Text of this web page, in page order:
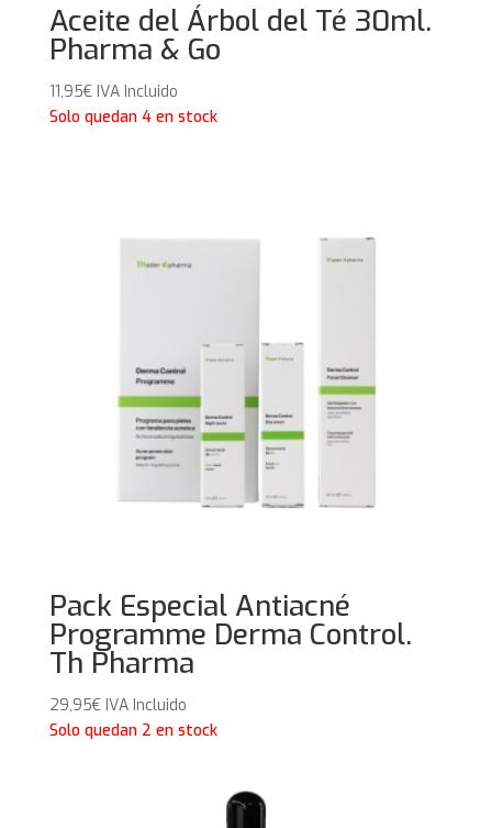
Aceite del Árbol del Té 30ml.
Pharma & Go
11,95€ IVA Incluido
Solo quedan 4 en stock
Pack Especial Antiacné
Programme Derma Control.
Th Pharma
29,95€ IVA Incluido
Solo quedan 2 en stock